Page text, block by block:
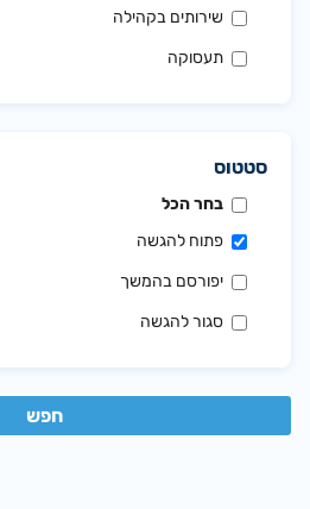
שירותים בקהילה
תעסוקה
סטטוס
בחר הכל
פתוח להגשה
יפורסם בהמשך
סגור להגשה